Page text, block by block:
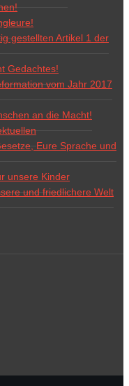
gestellten Artikel 1 der
Gedachtes!
vom Jahr 2017
an die Macht!
Eure Sprache und
unsere Kinder
und friedlichere Welt